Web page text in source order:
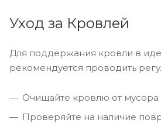
Уход за Кровлей
Для поддержания кровли в
рекомендуется проводить
Очищайте кровлю от мусора
Проверяйте на наличие